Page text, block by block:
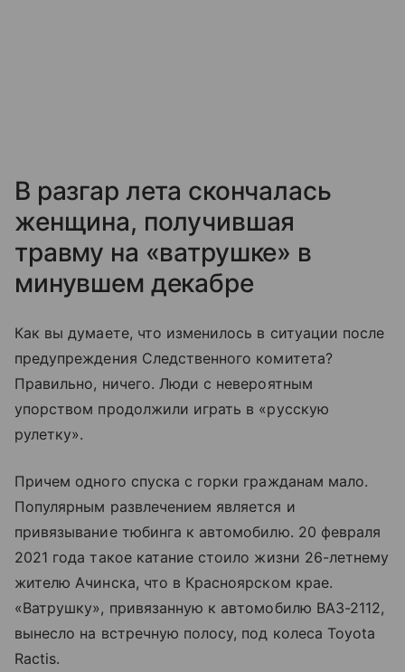
В разгар лета скончалась
женщина, получившая
травму на «ватрушке» в
минувшем декабре
Как вы думаете, что изменилось в ситуации после
предупреждения Следственного комитета?
Правильно, ничего. Люди с невероятным
упорством продолжили играть в «русскую
рулетку».
Причем одного спуска с горки гражданам мало.
Популярным развлечением является и
привязывание тюбинга к автомобилю. 20 февраля
2021 года такое катание стоило жизни 26-летнему
жителю Ачинска, что в Красноярском крае.
«Ватрушку», привязанную к автомобилю ВАЗ-2112,
вынесло на встречную полосу, под колеса Toyota
Ractis.